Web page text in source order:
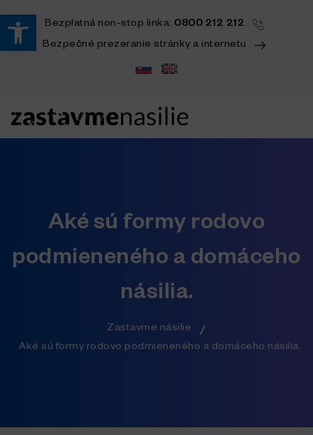
Open toolbar
Bezplatná non-stop linka: 0800 212 212
Bezpečné prezeranie stránky a internetu
Aké sú formy rodovo
podmieneného a domáceho
násilia.
Zastavme násilie
Aké sú formy rodovo podmieneného a domáceho násilia.